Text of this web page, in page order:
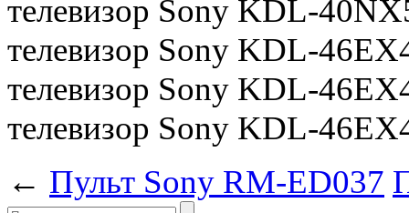
телевизор Sony KDL-
телевизор Sony KDL-
телевизор Sony KDL-
телевизор Sony KDL-
← Пульт Sony RM-ED037